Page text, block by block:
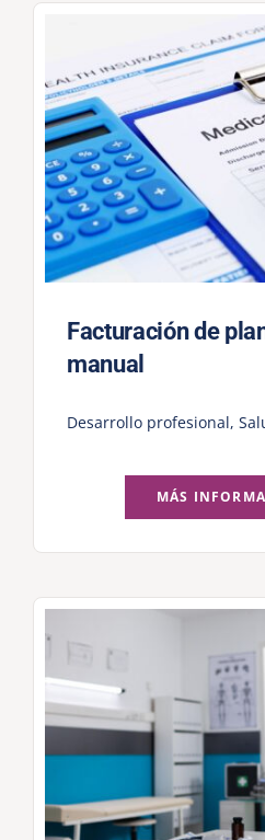
Facturación de
manual
Desarrollo profesional,
MÁS